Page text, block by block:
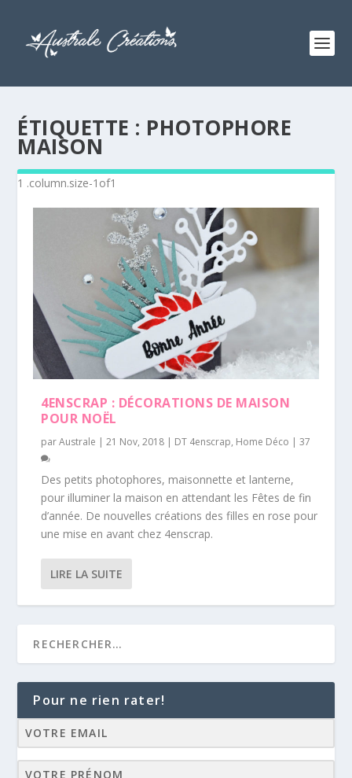
ÉTIQUETTE : PHOTOPHORE
MAISON
4ENSCRAP : DÉCORATIONS DE MAISON
POUR NOËL
parAustrale |21 Nov, 2018 | DT 4enscrap, Home Déco |37
Des petits photophores, maisonnette et lanterne,
pour illuminer la maison en attendant les Fêtes de fin
d’année. De nouvelles créations des filles en rose pour
une mise en avant chez 4enscrap.
LIRE LA SUITE
Pour ne rien rater!